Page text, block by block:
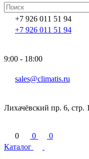
+7 926 011 51 94
+7 926 011 51 94
9:00 - 18:00
sales@climatis.ru
Лихачёвский пр. 6, стр.
0 0
0
Каталог